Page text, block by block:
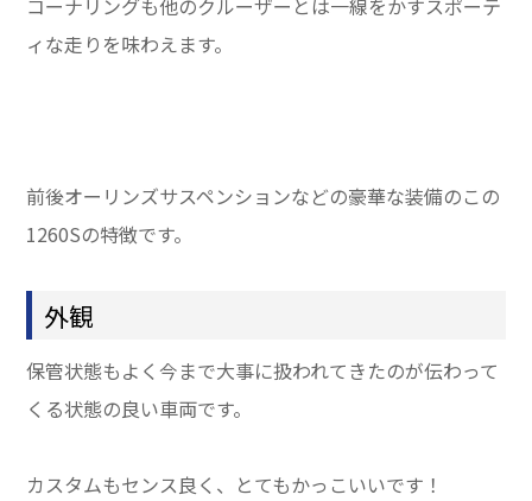
コーナリングも他のクルーザーとは一線をかすスポーテ
ィな走りを味わえます。
前後オーリンズサスペンションなどの豪華な装備のこの
1260Sの特徴です。
外観
保管状態もよく今まで大事に扱われてきたのが伝わって
くる状態の良い車両です。
カスタムもセンス良く、とてもかっこいいです！